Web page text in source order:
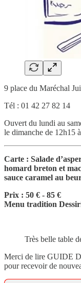
9 place du Maréchal
Tél : 01 42 27 82 14
Ouvert du lundi au
le dimanche de 12h15
Carte : Salade
homard breton et
sauce caramel au
Prix : 50 € - 85 €
Menu tradition
Très belle table
Merci de lire GUIDE
pour recevoir de